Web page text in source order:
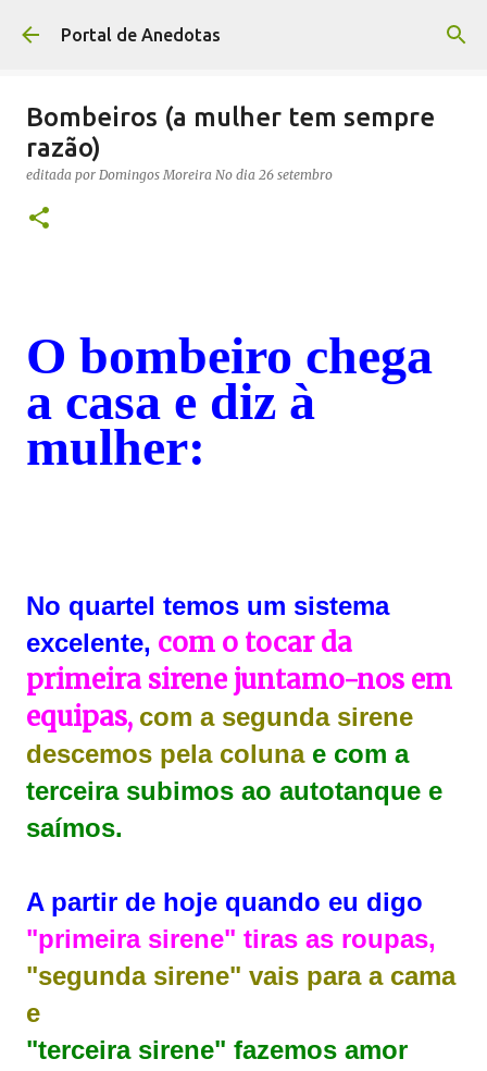
Avançar para o conteúdo principal
Portal de Anedotas
Bombeiros (a mulher tem sempre
razão)
editada por Domingos Moreira No dia 26 setembro
O bombeiro chega
a casa e diz à
mulher:
No quartel temos um sistema
excelente, com o tocar da
primeira sirene juntamo-nos em
equipas, com a segunda sirene
descemos pela coluna e com a
terceira subimos ao autotanque e
saímos.
A partir de hoje quando eu digo
"primeira sirene" tiras as roupas,
"segunda sirene" vais para a cama
e
"terceira sirene" fazemos amor